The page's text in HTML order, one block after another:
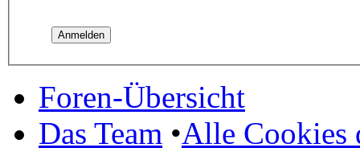
Foren-Übersicht
Das Team •Alle Cookies